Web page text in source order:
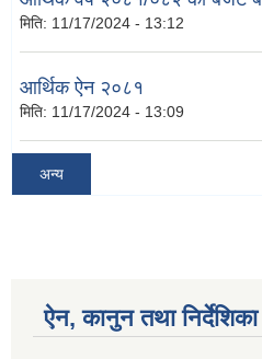
मिति: 11/17/2024 - 13:12
आर्थिक ऐन २०८१
मिति: 11/17/2024 - 13:09
अन्य
ऐन, कानुन तथा निर्देशिका